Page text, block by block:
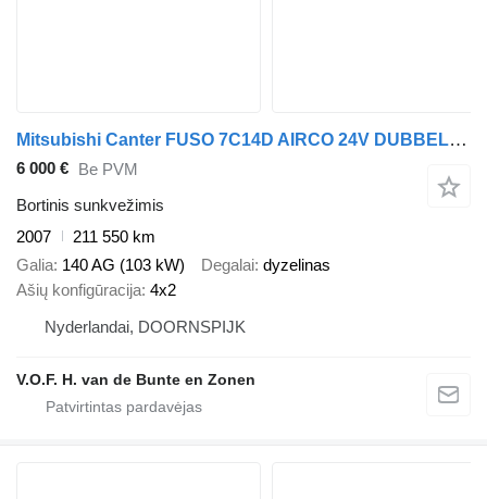
Mitsubishi Canter FUSO 7C14D AIRCO 24V DUBBEL CABINE OPEN LAADBAK
6 000 €
Be PVM
Bortinis sunkvežimis
2007
211 550 km
Galia 140 AG (103 kW) Degalai dyzelinas
Ašių konfigūracija 4x2
Nyderlandai, DOORNSPIJK
V.O.F. H. van de Bunte en Zonen